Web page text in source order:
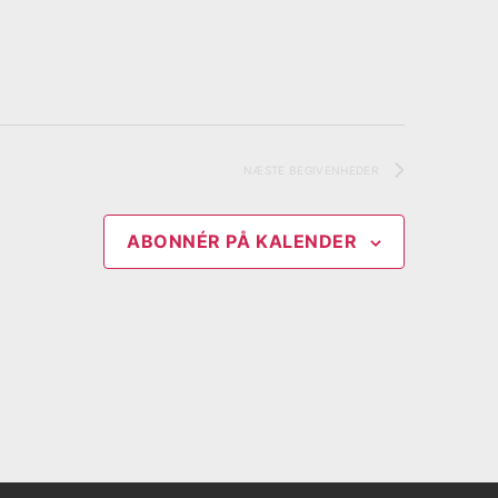
NÆSTE BEGIVENHEDER
ABONNÉR PÅ KALENDER